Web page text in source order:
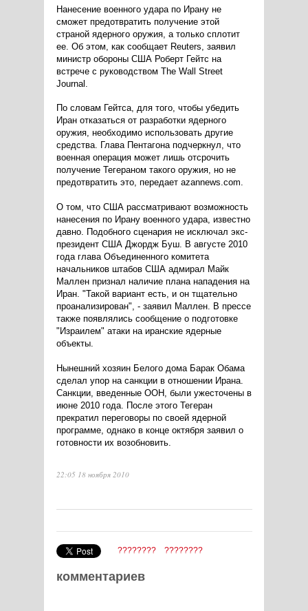
Нанесение военного удара по Ирану не
сможет предотвратить получение этой
страной ядерного оружия, а только сплотит
ее. Об этом, как сообщает Reuters, заявил
министр обороны США Роберт Гейтс на
встрече с руководством The Wall Street
Journal.
По словам Гейтса, для того, чтобы убедить
Иран отказаться от разработки ядерного
оружия, необходимо использовать другие
средства. Глава Пентагона подчеркнул, что
военная операция может лишь отсрочить
получение Тегераном такого оружия, но не
предотвратить это, передает azannews.com.
О том, что США рассматривают возможность
нанесения по Ирану военного удара, известно
давно. Подобного сценария не исключал экс-
президент США Джордж Буш. В августе 2010
года глава Объединенного комитета
начальников штабов США адмирал Майк
Маллен признал наличие плана нападения на
Иран. "Такой вариант есть, и он тщательно
проанализирован", - заявил Маллен. В прессе
также появлялись сообщение о подготовке
"Израилем" атаки на иранские ядерные
объекты.
Нынешний хозяин Белого дома Барак Обама
сделал упор на санкции в отношении Ирана.
Санкции, введенные ООН, были ужесточены в
июне 2010 года. После этого Тегеран
прекратил переговоры по своей ядерной
программе, однако в конце октября заявил о
готовности их возобновить.
22:05 18 ноября 2010
???????? ????????
комментариев